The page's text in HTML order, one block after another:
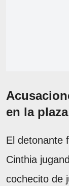
en la plaza
El detonante
Cinthia
cochecito de